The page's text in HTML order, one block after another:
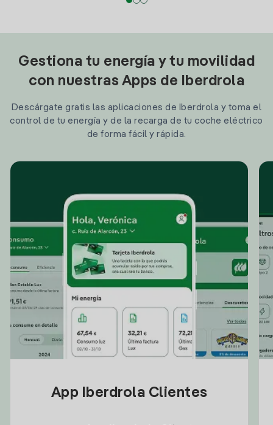
Gestiona tu energía y tu movilidad
con nuestras Apps de Iberdrola
Descárgate gratis las aplicaciones de Iberdrola y toma el
control de tu energía y de la recarga de tu coche eléctrico
de forma fácil y rápida.
App Iberdrola Clientes